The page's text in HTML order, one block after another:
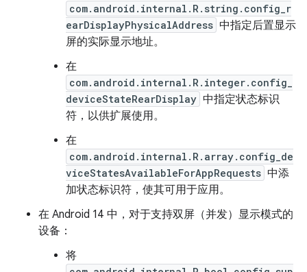
com.android.internal.R.string.config_r
earDisplayPhysicalAddress 中指定后置显示
屏的实际显示地址。
在
com.android.internal.R.integer.config_
deviceStateRearDisplay 中指定状态标识
符，以供扩展使用。
在
com.android.internal.R.array.config_de
viceStatesAvailableForAppRequests 中添
加状态标识符，使其可用于应用。
在 Android 14 中，对于支持双屏（并发）显示模式的
设备：
将